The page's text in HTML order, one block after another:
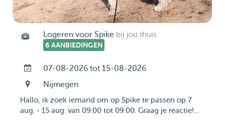
Logeren voor Spike bij jou thuis
6 AANBIEDINGEN
07-08-2026 tot 15-08-2026
Nijmegen
Hallo, ik zoek iemand om op Spike te passen op 7
aug. - 15 aug. van 09:00 tot 09:00. Graag je reactie!...